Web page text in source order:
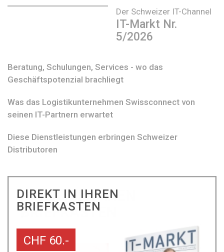
Der Schweizer IT-Channel
IT-Markt Nr.
5/2026
Beratung, Schulungen, Services - wo das
Geschäftspotenzial brachliegt
Was das Logistikunternehmen Swissconnect von
seinen IT-Partnern erwartet
Diese Dienstleistungen erbringen Schweizer
Distributoren
DIREKT IN IHREN
BRIEFKASTEN
CHF 60.-